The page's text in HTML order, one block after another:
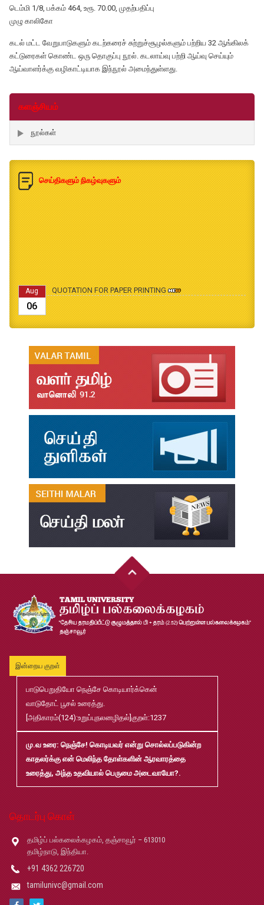
டெம்மி 1/8, பக்கம் 464, உரூ. 70.00, முதற்பதிப்பு
முழு காலிகோ
கடல் மட்ட வேறுபாடுகளும் கடற்கரைச் சுற்றுச்சூழல்களும் பற்றிய 32 ஆங்கிலக்
கட்டுரைகள் கொண்ட ஒரு தொகுப்பு நூல். கடலாய்வு பற்றி ஆய்வு செய்யும்
ஆய்வாளர்க்கு வழிகாட்டியாக இந்நூல் அமைந்துள்ளது.
களஞ்சியம்
நூல்கள்
செய்திகளும் நிகழ்வுகளும்
Aug
06
QUOTATION FOR PAPER PRINTING
04
Jul
31
தமிழ்க்கலை – தமிழியல் காலாண்டு ஆய்விதழ் - 2026
Jul
31
தமிழ்க்கலை – தமிழியல் காலாண்டு ஆய்விதழ் – 2025
Jul
31
தமிழ்க்கலை – தமிழியல் காலாண்டு ஆய்விதழ் – 2024
தமிழ்க்கலை – தமிழியல் காலாண்டு ஆய்விதழ் – 2023
31
தமிழ்க்கலை – தமிழியல் காலாண்டு ஆய்விதழ் – 2022
Jul
20
இளங்கலை முதுகலை தேர்வு முடிவுகள் 2026
Jul முதுநிலை-பட்டயம்-தேர்வு-முடிவுகள்-மே2026
Jul
20
முனைவர்பட்டப்-பயிற்சிப்-பணித்-தேர்வு-முடிவுகள்-மே2026
Jun
02
B.Ed and M.Ed Admission Prospectus 2026-27
May
22
மரங்கள் ஏலம் விடுதல்
May
14
Robert-Caldwell-Chair-Fellowship-Temporary-Basis
May
08
தமிழ்ப் பல்கலைக்கழகம்-2026-27 சேர்க்கை விவரக் கையேடு
இன்றைய குறள்
பாடுபெறுதியோ நெஞ்சே கொடியார்க்கென்
வாடுதோட் பூசல் உரைத்து.
[அதிகாரம்(124):உறுப்புநலனழிதல்]குறள்:1237
மு.வ உரை: நெஞ்சே! கொடியவர் என்று சொல்லப்படுகின்ற
காதலர்க்கு என் மெலிந்த தோள்களின் ஆரவாரத்தை
உரைத்து, அந்த உதவியால் பெருமை அடைவாயோ?.
தொடர்பு கொள்
தமிழ்ப் பல்கலைக்கழகம், தஞ்சாவூர் – 613010
தமிழ்நாடு, இந்தியா.
+91 4362 226720
tamilunivc@gmail.com